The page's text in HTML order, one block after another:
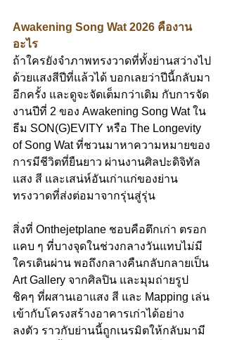
Awakening Song Wat 2026 คืองาน
อะไร
ถ้าใครยังจำภาพทรงวาดที่ทั้งย่านสว่างไป
ด้วยแสงสีปีที่แล้วได้ บอกเลยว่าปีนี้กลับมา
อีกครั้ง และดูจะจัดเต็มกว่าเดิม กับการจัด
งานปีที่ 2 ของ Awakening Song Wat ใน
ธีม SON(G)EVITY หรือ The Longevity
of Song Wat ที่ชวนมาหาความหมายของ
การมีชีวิตที่ยืนยาว ผ่านงานศิลปะดิจิทัล
แสง สี และเสน่ห์อันเก่าแก่ของย่าน
ทรงวาดที่ส่งต่อมาจากรุ่นสู่รุ่น
สิ่งที่ Onthejetplane ชอบคือตึกเก่า ตรอก
แคบ ๆ ที่บางจุดในช่วงกลางวันแทบไม่มี
ใครเดินผ่าน พอถึงกลางคืนกลับกลายเป็น
Art Gallery จากศิลปิน และมุมถ่ายรูป
ชิคๆ ที่ผสานเอาแสง สี และ Mapping เล่น
เข้ากับโครงสร้างอาคารเก่าได้อย่าง
ลงตัว ราวกับย่านนี้ถูกเนรมิตให้กลับมามี